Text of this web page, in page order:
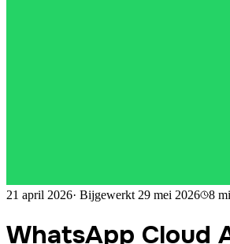
21 april 2026· Bijgewerkt 29 mei 2026 8
WhatsApp Cloud